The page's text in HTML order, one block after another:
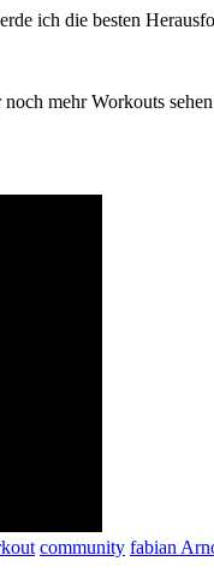
ich die besten
mehr Workouts
community fabian